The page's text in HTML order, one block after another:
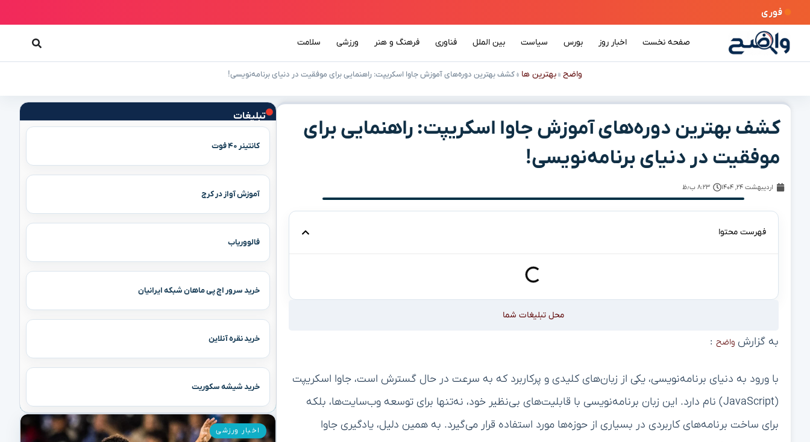
فوری
صفحه نخست اخبار روز بورس سیاست بین الملل فناوری فرهنگ و هنر ورزشی سلامت
واضح »بهترین ها »کشف بهترین دوره‌های آموزش جاوا اسکریپت: راهنمایی برای موفقیت در دنیای برنامه‌نویسی!
تبلیغات
کانتینر ۴۰ فوت
آموزش آواز در کرج
فالووریاب
خرید سرور اچ پی ماهان شبکه ایرانیان
خرید نقره آنلاین
خرید شیشه سکوریت
اخبار ورزشی
کشف بهترین دوره‌های آموزش جاوا اسکریپت: راهنمایی برای
موفقیت در دنیای برنامه‌نویسی!
اردیبهشت ۲۴, ۱۴۰۴ ۸:۲۳ ب٫ظ
فهرست محتوا
محل تبلیغات شما
به گزارشواضح :
با ورود به دنیای برنامه‌نویسی، یکی از زبان‌های کلیدی و پرکاربرد که به سرعت در حال گسترش است، جاوا اسکریپت
(JavaScript) نام دارد. این زبان برنامه‌نویسی با قابلیت‌های بی‌نظیر خود، نه‌تنها برای توسعه وب‌سایت‌ها، بلکه
برای ساخت برنامه‌های کاربردی در بسیاری از حوزه‌ها مورد استفاده قرار می‌گیرد. به همین دلیل، یادگیری جاوا